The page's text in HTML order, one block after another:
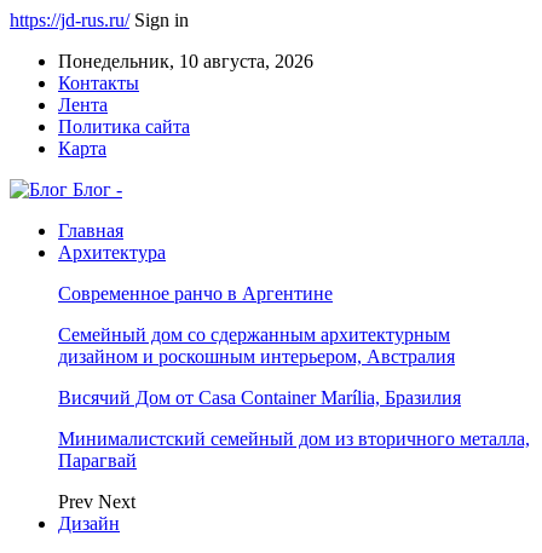
https://jd-rus.ru/ Sign in
Понедельник, 10 августа, 2026
Контакты
Лента
Политика сайта
Карта
Блог -
Главная
Архитектура
Современное ранчо в Аргентине
Семейный дом со сдержанным архитектурным
дизайном и роскошным интерьером, Австралия
Висячий Дом от Casa Container Marília, Бразилия
Минималистский семейный дом из вторичного металла,
Парагвай
Prev Next
Дизайн